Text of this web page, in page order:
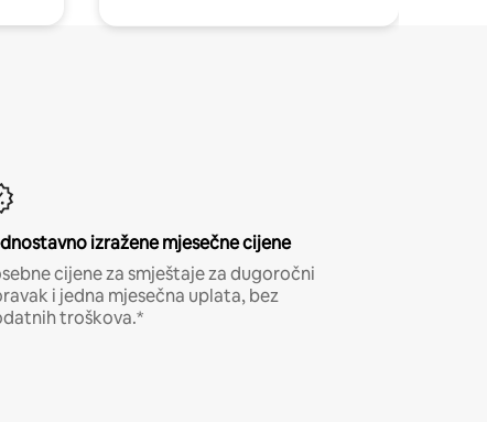
izražene mjesečne cijene
cijene za smještaje za dugoročni
i jedna mjesečna uplata, bez
troškova.*